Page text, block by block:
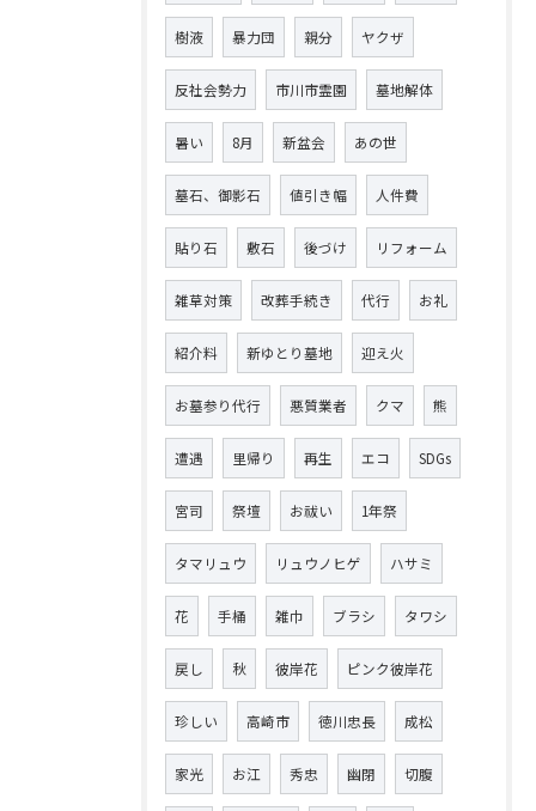
樹液 暴力団 親分 ヤクザ
反社会勢力 市川市霊園 墓地解体
暑い 8月 新盆会 あの世
墓石、御影石 値引き幅 人件費
貼り石 敷石 後づけ リフォーム
雑草対策 改葬手続き 代行 お礼
紹介料 新ゆとり墓地 迎え火
お墓参り代行 悪質業者 クマ 熊
遭遇 里帰り 再生 エコ SDGs
宮司 祭壇 お祓い 1年祭
タマリュウ リュウノヒゲ ハサミ
花 手桶 雑巾 ブラシ タワシ
戻し 秋 彼岸花 ピンク彼岸花
珍しい 高崎市 徳川忠長 成松
家光 お江 秀忠 幽閉 切腹